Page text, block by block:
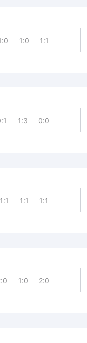
1:0 1:1
1:3 0:0
1:1 1:1 1:1
1:0 2:0